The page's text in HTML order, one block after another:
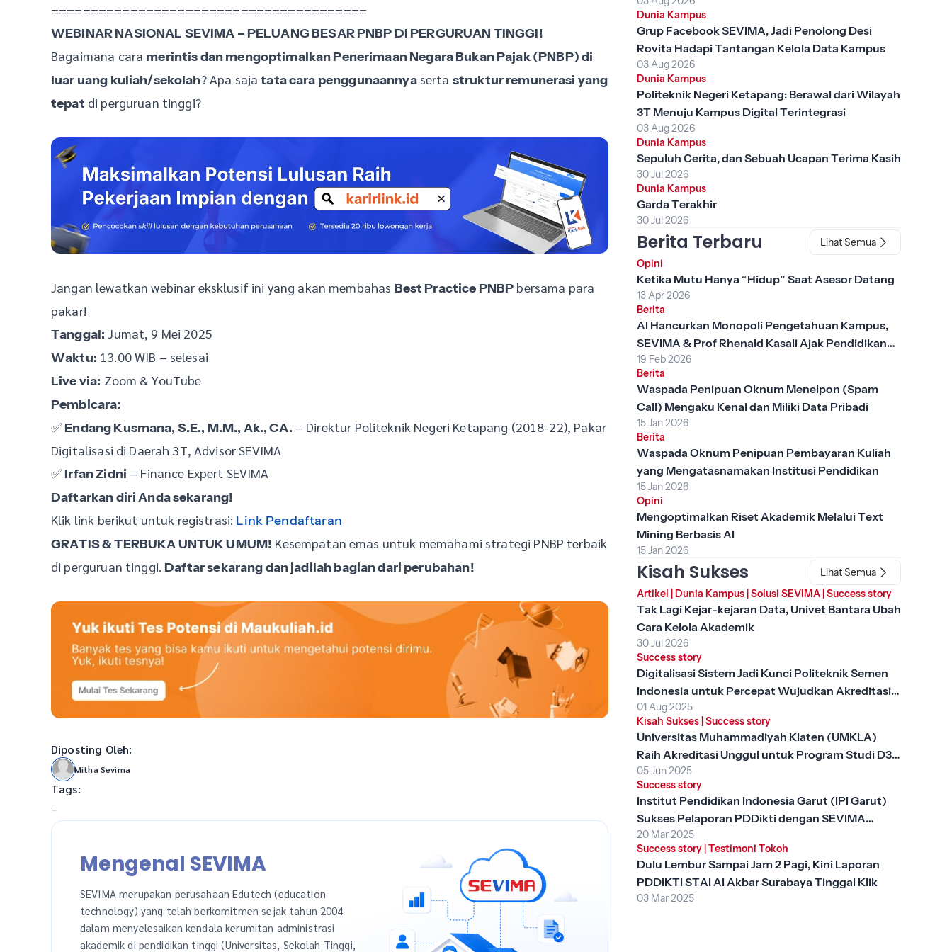
========================================
WEBINAR NASIONAL SEVIMA – PELUANG BESAR PNBP DI PERGURUAN TINGGI!
Bagaimana cara merintis dan mengoptimalkan Penerimaan Negara Bukan Pajak (PNBP) di
luar uang kuliah/sekolah? Apa sajatata cara penggunaannyaserta struktur remunerasi yang
tepat di perguruan tinggi?
Jangan lewatkan webinar eksklusif ini yang akan membahas Best Practice PNBP bersama para
pakar!
Tanggal: Jumat, 9 Mei 2025
Waktu: 13.00 WIB – selesai
Live via: Zoom & YouTube
Pembicara:
✅ Endang Kusmana, S.E., M.M., Ak., CA. – Direktur Politeknik Negeri Ketapang (2018-22), Pakar
Digitalisasi di Daerah 3T, Advisor SEVIMA
✅ Irfan Zidni – Finance Expert SEVIMA
Daftarkan diri Anda sekarang!
Klik link berikut untuk registrasi: Link Pendaftaran
GRATIS & TERBUKA UNTUK UMUM! Kesempatan emas untuk memahami strategi PNBP terbaik
di perguruan tinggi. Daftar sekarang dan jadilah bagian dari perubahan!
Diposting Oleh:
Mitha Sevima
Tags:
-
Mengenal SEVIMA
SEVIMA merupakan perusahaan Edutech (education
technology) yang telah berkomitmen sejak tahun 2004
dalam menyelesaikan kendala kerumitan administrasi
akademik di pendidikan tinggi (Universitas, Sekolah Tinggi,
Dunia Kampus
Grup Facebook SEVIMA, Jadi Penolong Desi
Rovita Hadapi Tantangan Kelola Data Kampus
03 Aug 2026
Dunia Kampus
Politeknik Negeri Ketapang: Berawal dari Wilayah
3T Menuju Kampus Digital Terintegrasi
03 Aug 2026
Dunia Kampus
Sepuluh Cerita, dan Sebuah Ucapan Terima Kasih
30 Jul 2026
Dunia Kampus
Garda Terakhir
30 Jul 2026
Berita Terbaru
Lihat Semua
Opini
Ketika Mutu Hanya “Hidup” Saat Asesor Datang
13 Apr 2026
Berita
AI Hancurkan Monopoli Pengetahuan Kampus,
SEVIMA & Prof Rhenald Kasali Ajak Pendidikan
Tinggi Berubah
19 Feb 2026
Berita
Waspada Penipuan Oknum Menelpon (Spam
Call) Mengaku Kenal dan Miliki Data Pribadi
15 Jan 2026
Berita
Waspada Oknum Penipuan Pembayaran Kuliah
yang Mengatasnamakan Institusi Pendidikan
15 Jan 2026
Opini
Mengoptimalkan Riset Akademik Melalui Text
Mining Berbasis AI
15 Jan 2026
Kisah Sukses
Lihat Semua
Artikel Dunia Kampus| Solusi SEVIMA| Success story
Tak Lagi Kejar-kejaran Data, Univet Bantara Ubah
Cara Kelola Akademik
30 Jul 2026
Success story
Digitalisasi Sistem Jadi Kunci Politeknik Semen
Indonesia untuk Percepat Wujudkan Akreditasi
Unggul
01 Aug 2025
Kisah Sukses| Success story
Universitas Muhammadiyah Klaten (UMKLA)
Raih Akreditasi Unggul untuk Program Studi D3
Keperawatan dengan SEVIMA Platform
05 Jun 2025
Success story
Institut Pendidikan Indonesia Garut (IPI Garut)
Sukses Pelaporan PDDikti dengan SEVIMA
Platform
20 Mar 2025
Success story| Testimoni Tokoh
Dulu Lembur Sampai Jam 2 Pagi, Kini Laporan
PDDIKTI STAI Al Akbar Surabaya Tinggal Klik
03 Mar 2025